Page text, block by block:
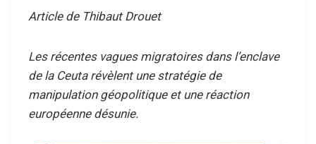
Article de Thibaut Drouet
Les récentes vagues migratoires dans l’enclave
de la Ceuta révèlent une stratégie de
manipulation géopolitique et une réaction
européenne désunie.